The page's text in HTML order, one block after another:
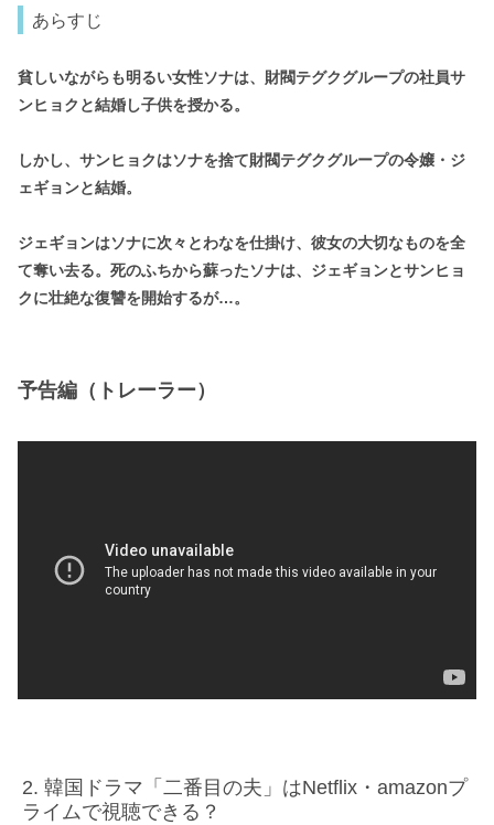
あらすじ
貧しいながらも明るい女性ソナは、財閥テグクグループの社員サ
ンヒョクと結婚し子供を授かる。
しかし、サンヒョクはソナを捨て財閥テグクグループの令嬢・ジ
ェギョンと結婚。
ジェギョンはソナに次々とわなを仕掛け、彼女の大切なものを全
て奪い去る。死のふちから蘇ったソナは、ジェギョンとサンヒョ
クに壮絶な復讐を開始するが…。
予告編 （トレーラー）
韓国ドラマ「二番目の夫」はNetflix・amazonプ
ライムで視聴できる？